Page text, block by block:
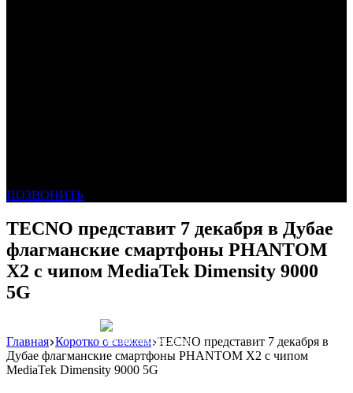
ПОЗВОНИТЬ
TECNO представит 7 декабря в Дубае
флагманские смартфоны PHANTOM
X2 с чипом MediaTek Dimensity 9000
5G
Реклама: WeLANS облако
Главная Коротко о свежем TECNO представит 7 декабря в
Дубае флагманские смартфоны PHANTOM X2 с чипом
MediaTek Dimensity 9000 5G